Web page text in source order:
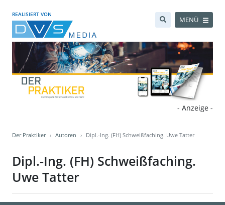
REALISIERT VON
MENÜ
- Anzeige -
Der Praktiker Autoren Dipl.-Ing. (FH) Schweißfaching. Uwe Tatter
Dipl.-Ing. (FH) Schweißfaching.
Uwe Tatter